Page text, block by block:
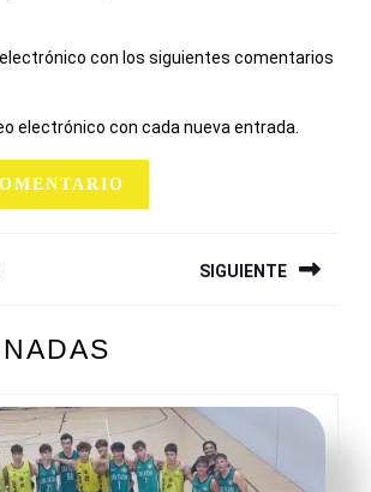
con los siguientes comentarios
electrónico con cada nueva entrada.
SIGUIENTE
entrada: